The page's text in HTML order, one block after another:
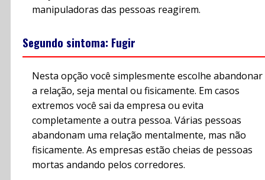
manipuladoras das pessoas reagirem.
Segundo sintoma: Fugir
Nesta opção você simplesmente escolhe abandonar
a relação, seja mental ou fisicamente. Em casos
extremos você sai da empresa ou evita
completamente a outra pessoa. Várias pessoas
abandonam uma relação mentalmente, mas não
fisicamente. As empresas estão cheias de pessoas
mortas andando pelos corredores.